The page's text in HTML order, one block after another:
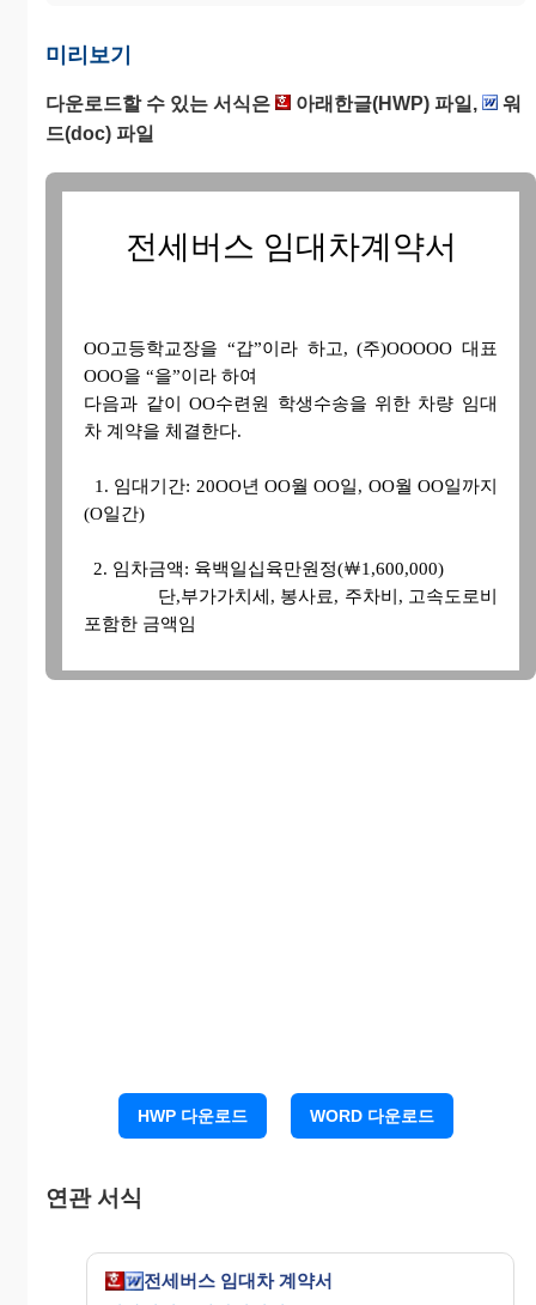
미리보기
다운로드할 수 있는 서식은 아래한글(HWP) 파일,
워
드(doc) 파일
전세버스 임대차계약서
OO고등학교장을 “갑”이라 하고, (주)OOOOO 대표
OOO을 “을”이라 하여
다음과 같이 OO수련원 학생수송을 위한 차량 임대
차 계약을 체결한다.
1. 임대기간: 20OO년 OO월 OO일, OO월 OO일까지
(O일간)
2. 임차금액: 육백일십육만원정(￦1,600,000)
단,부가가치세, 봉사료, 주차비, 고속도로비
포함한 금액임
3. 행선지: OO수련원으로 하되, 세부사항은 추후
유원지입구-OO:OO분까지)
차량호수 표지판(1호)을 준비하여 버스 전면에 부
7. 차량 확인결과 계약된 차량이 아니거나, 시설이
HWP 다운로드 WORD 다운로드
연관 서식
전세버스 임대차 계약서